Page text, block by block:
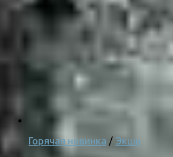
Горячая новинка / Экшн